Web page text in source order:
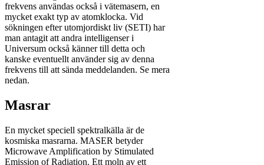
frekvens användas också i vätemasern, en
mycket exakt typ av atomklocka. Vid
sökningen efter utomjordiskt liv (SETI) har
man antagit att andra intelligenser i
Universum också känner till detta och
kanske eventuellt använder sig av denna
frekvens till att sända meddelanden. Se mera
nedan.
Masrar
En mycket speciell spektralkälla är de
kosmiska masrarna. MASER betyder
Microwave Amplification by Stimulated
Emission of Radiation. Ett moln av ett